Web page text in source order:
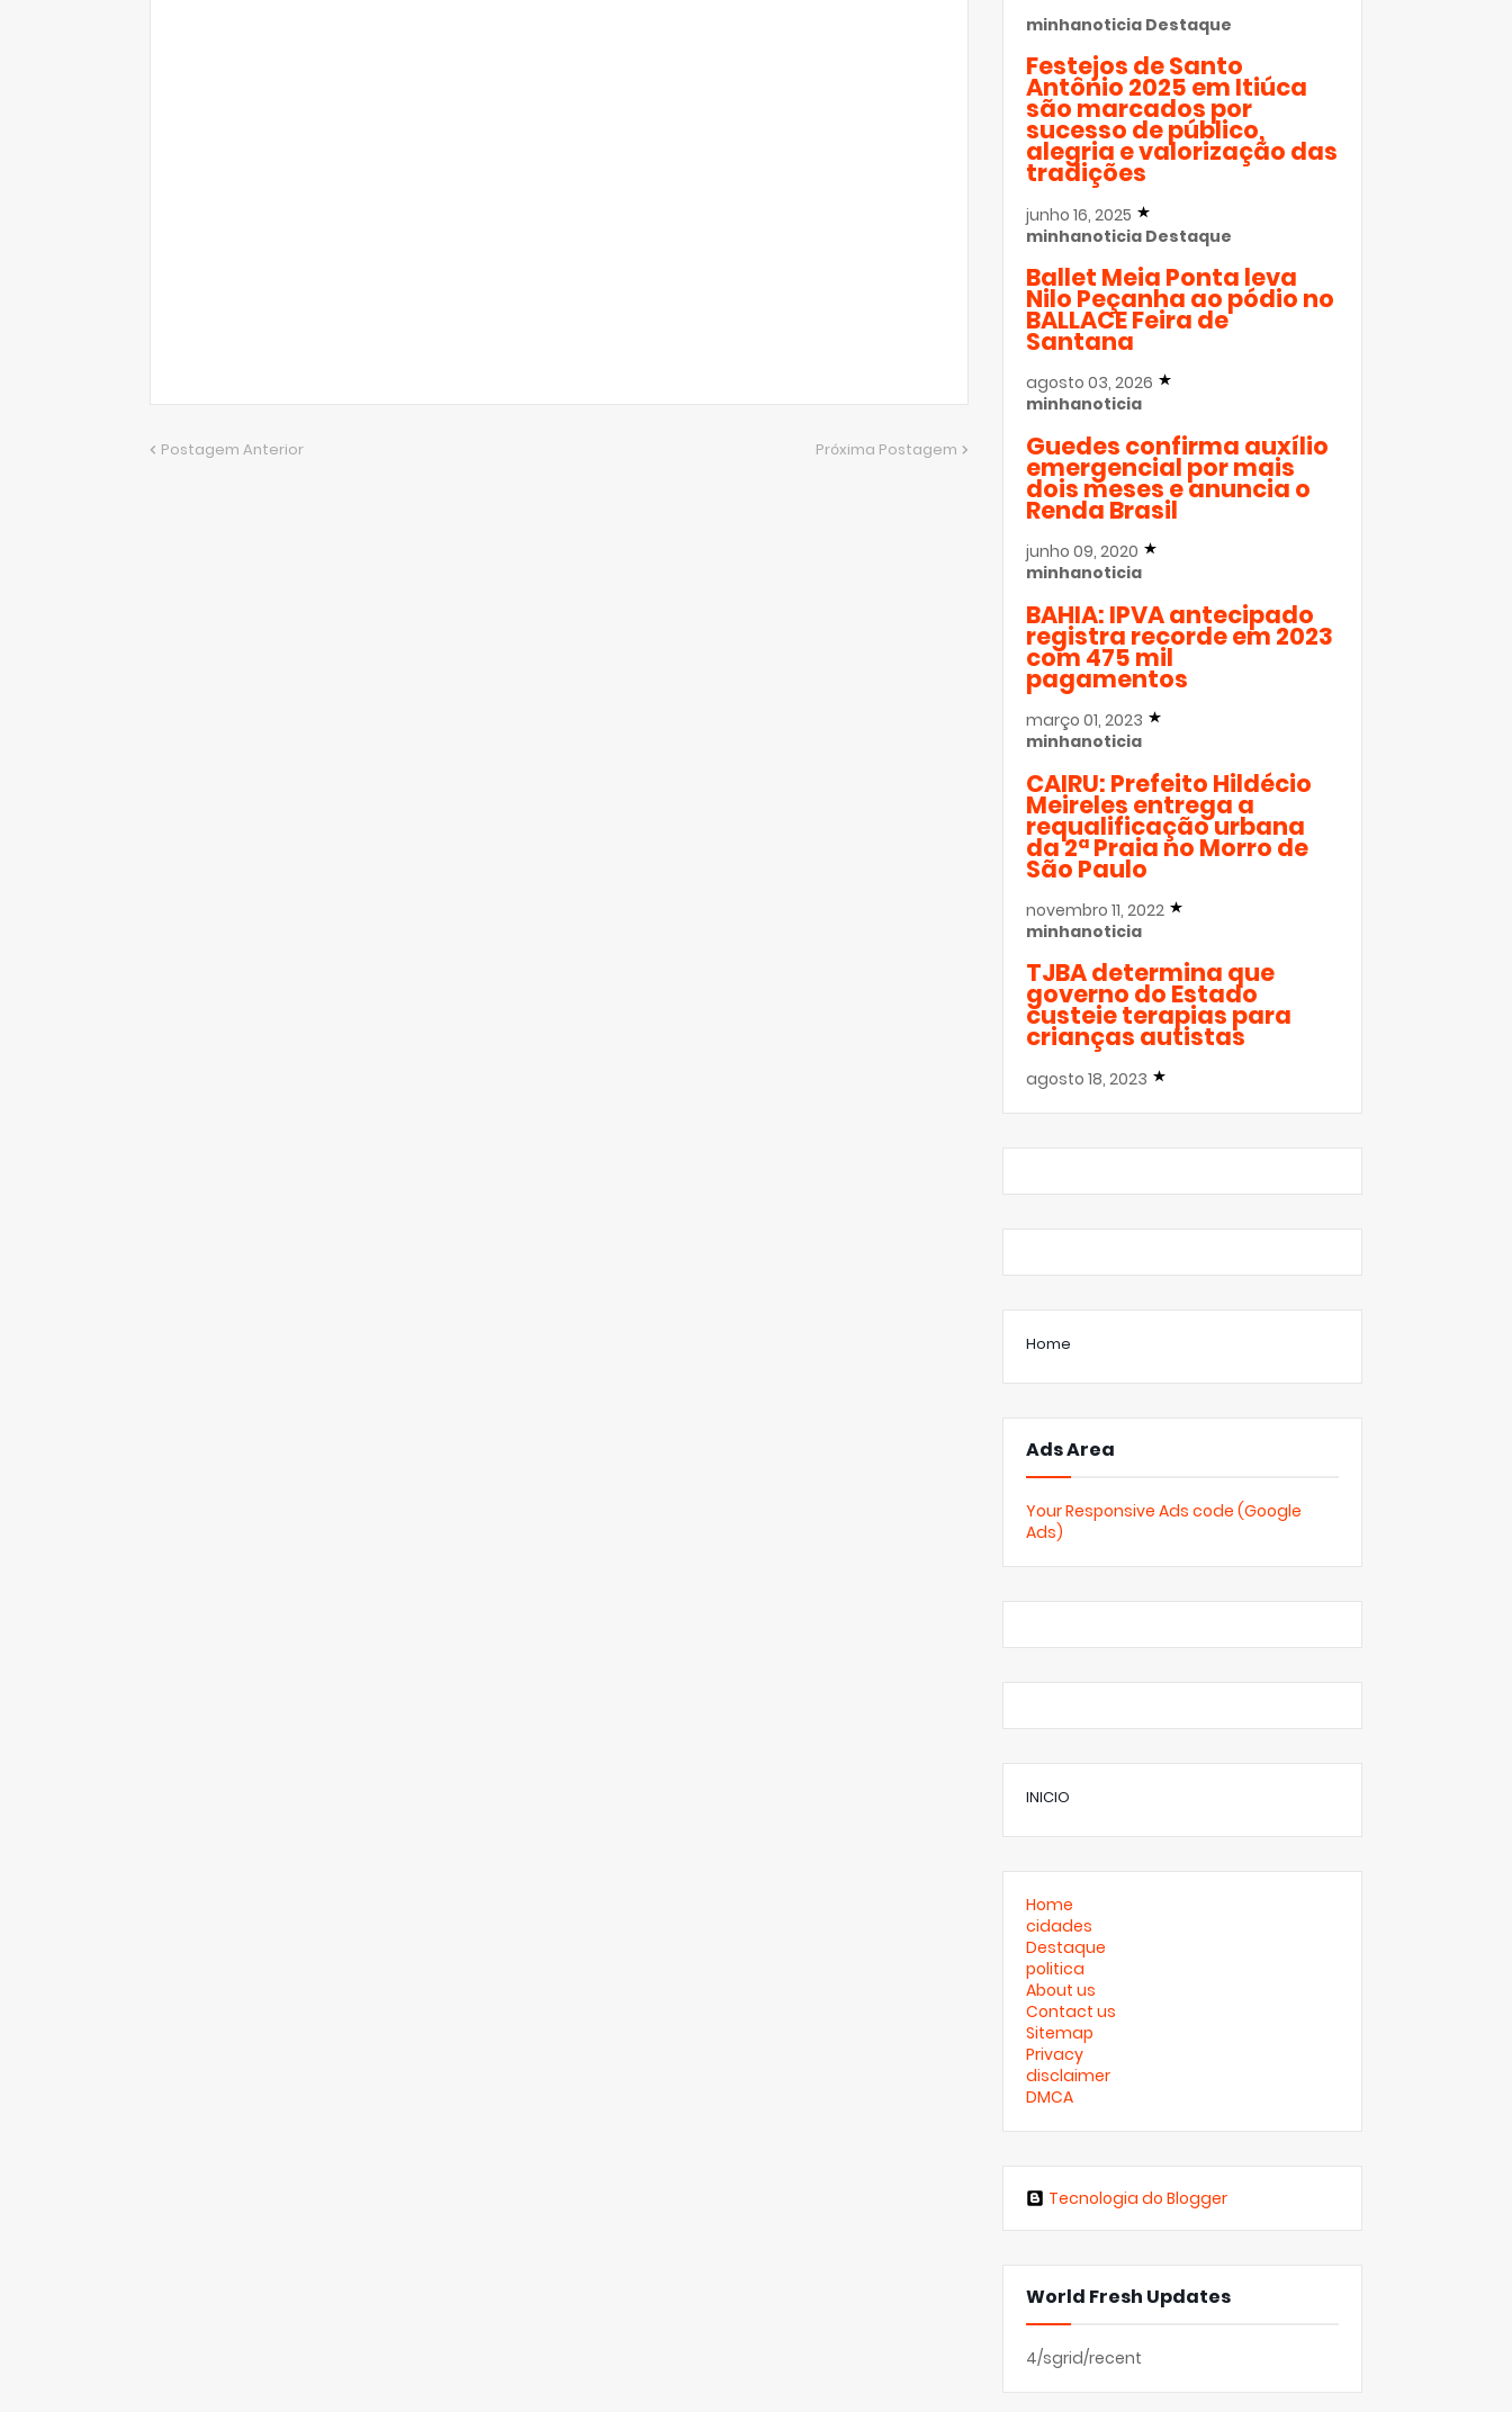
Postagem Anterior Próxima Postagem
minhanoticia Destaque
Festejos de Santo
Antônio 2025 em Itiúca
são marcados por
sucesso de público,
alegria e valorização das
tradições
junho 16, 2025
minhanoticia Destaque
Ballet Meia Ponta leva
Nilo Peçanha ao pódio no
BALLACE Feira de
Santana
agosto 03, 2026
minhanoticia
Guedes confirma auxílio
emergencial por mais
dois meses e anuncia o
Renda Brasil
junho 09, 2020
minhanoticia
BAHIA: IPVA antecipado
registra recorde em 2023
com 475 mil
pagamentos
março 01, 2023
minhanoticia
CAIRU: Prefeito Hildécio
Meireles entrega a
requalificação urbana
da 2ª Praia no Morro de
São Paulo
novembro 11, 2022
minhanoticia
TJBA determina que
governo do Estado
custeie terapias para
crianças autistas
agosto 18, 2023
Home
Ads Area
Your Responsive Ads code (Google
Ads)
INICIO
Home
cidades
Destaque
politica
About us
Contact us
Sitemap
Privacy
disclaimer
DMCA
Tecnologia do Blogger
World Fresh Updates
4/sgrid/recent